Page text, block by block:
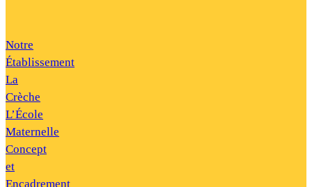
Notre
Établissement
La
Crèche
L’École
Maternelle
Concept
et
Encadrement